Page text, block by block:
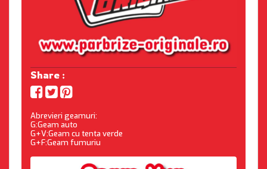
Share :
Abrevieri geamuri:
G:Geam auto
G+V:Geam cu tenta verde
G+F:Geam fumuriu